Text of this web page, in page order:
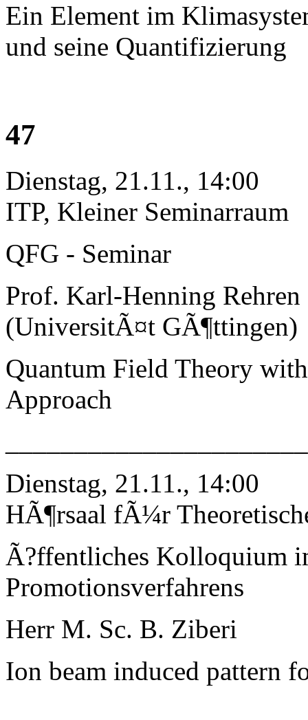
Ein Element im
und seine Quantifizierung
47
Dienstag, 21.11., 14:00
ITP, Kleiner Seminarraum
QFG - Seminar
Prof. Karl-Henning Rehren
(UniversitÃ¤t GÃ¶ttingen)
Quantum Field Theory
Approach
Dienstag, 21.11., 14:00
HÃ¶rsaal fÃ¼r
Ã?ffentliches Kolloquium
Promotionsverfahrens
Herr M. Sc. B. Ziberi
Ion beam induced pattern